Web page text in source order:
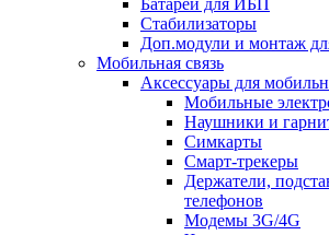
Батареи для ИБП
Стабилизаторы
Доп.модули и монтаж
Мобильная связь
Аксессуары для
Мобильные
Наушники и
Симкарты
Смарт-трекеры
Держатели,
телефонов
Модемы 3G/4G